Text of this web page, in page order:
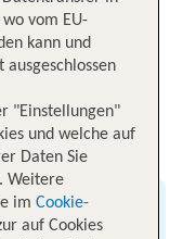
bei TUI
vom EU-
kann und
"Einstellungen"
und welche auf
Daten Sie
Weitere
im Cookie-
auf Cookies